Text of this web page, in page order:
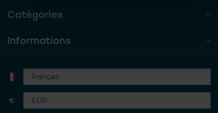
Catégories
Informations
€